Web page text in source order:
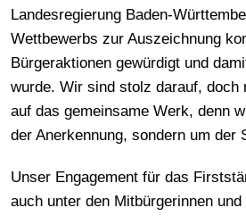
Landesregierung Baden-
Wettbewerbs zur Auszeichnung
Bürgeraktionen gewürdigt und
wurde. Wir sind stolz darauf, doch
auf das gemeinsame Werk, denn
der Anerkennung, sondern um der
Unser Engagement für das
auch unter den Mitbürgerinnen